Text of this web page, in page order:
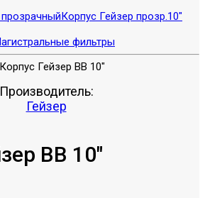
Корпус Гейзер прозр.10"
фильтры
Производитель:
Гейзер
ВВ 10"